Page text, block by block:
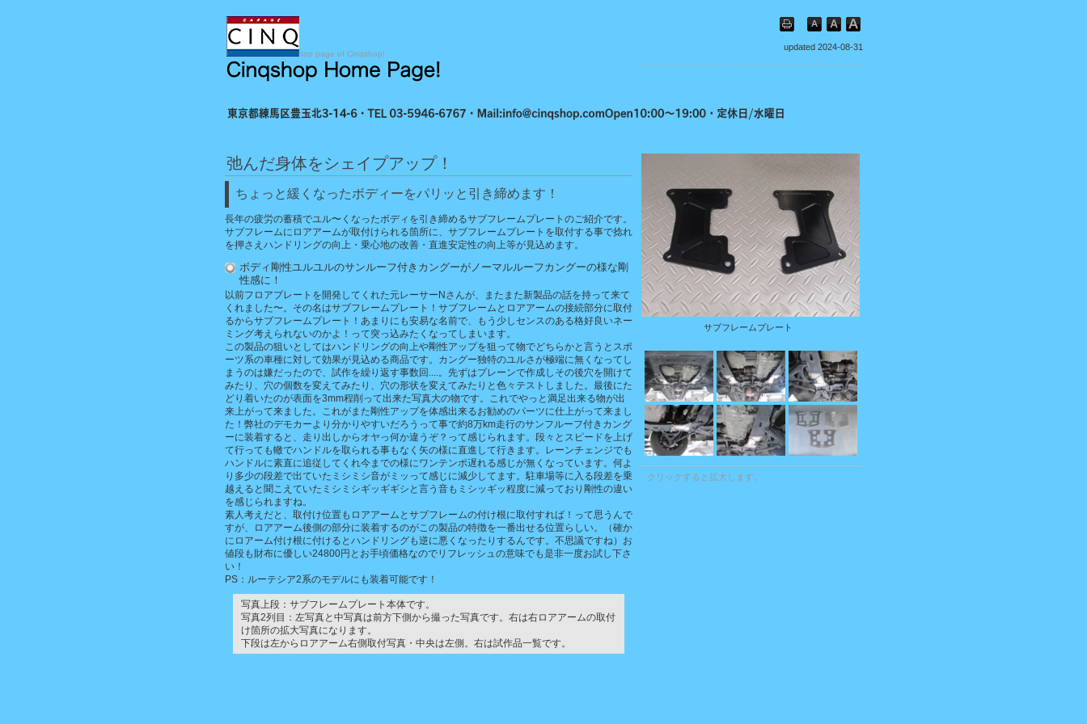
top page of Cinqshop!
updated 2024-08-31
弛んだ身体をシェイプアップ！
ちょっと緩くなったボディーをパリッと引き締めます！
長年の疲労の蓄積でユル〜くなったボディを引き締めるサブフレームプレートのご紹介です。
サブフレームにロアアームが取付けられる箇所に、サブフレームプレートを取付する事で捻れ
を押さえハンドリングの向上・乗心地の改善・直進安定性の向上等が見込めます。
ボディ剛性ユルユルのサンルーフ付きカングーがノーマルルーフカングーの様な剛
性感に！
以前フロアプレートを開発してくれた元レーサーNさんが、またまた新製品の話を持って来て
くれました〜。その名はサブフレームプレート！サブフレームとロアアームの接続部分に取付
るからサブフレームプレート！あまりにも安易な名前で、もう少しセンスのある格好良いネー
ミング考えられないのかよ！って突っ込みたくなってしまいます。
この製品の狙いとしてはハンドリングの向上や剛性アップを狙って物でどちらかと言うとスポ
ーツ系の車種に対して効果が見込める商品です。カングー独特のユルさが極端に無くなってし
まうのは嫌だったので、試作を繰り返す事数回....。先ずはプレーンで作成しその後穴を開けて
みたり、穴の個数を変えてみたり、穴の形状を変えてみたりと色々テストしました。最後にた
どり着いたのが表面を3mm程削って出来た写真大の物です。これでやっと満足出来る物が出
来上がって来ました。これがまた剛性アップを体感出来るお勧めのパーツに仕上がって来まし
た！弊社のデモカーより分かりやすいだろうって事で約8万km走行のサンフルーフ付きカング
ーに装着すると、走り出しからオヤっ何か違うぞ？って感じられます。段々とスピードを上げ
て行っても轍でハンドルを取られる事もなく矢の様に直進して行きます。レーンチェンジでも
ハンドルに素直に追従してくれ今までの様にワンテンポ遅れる感じが無くなっています。何よ
り多少の段差で出ていたミシミシ音がミッって感じに減少してます。駐車場等に入る段差を乗
越えると聞こえていたミシミシギッギギシと言う音もミシッギッ程度に減っており剛性の違い
を感じられますね。
素人考えだと、取付け位置もロアアームとサブフレームの付け根に取付すれば！って思うんで
すが、ロアアーム後側の部分に装着するのがこの製品の特徴を一番出せる位置らしい。（確か
にロアーム付け根に付けるとハンドリングも逆に悪くなったりするんです。不思議ですね）お
値段も財布に優しい24800円とお手頃価格なのでリフレッシュの意味でも是非一度お試し下さ
い！
PS：ルーテシア2系のモデルにも装着可能です！
写真上段：サブフレームプレート本体です。
写真2列目：左写真と中写真は前方下側から撮った写真です。右は右ロアアームの取付
け箇所の拡大写真になります。
下段は左からロアアーム右側取付写真・中央は左側。右は試作品一覧です。
サブフレームプレート
クリックすると拡大します。